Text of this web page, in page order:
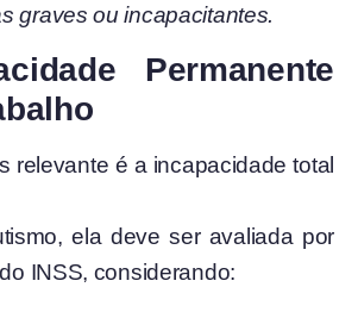
graves ou incapacitantes.
Permanente
relevante é a incapacidade total
ela deve ser avaliada por
INSS, considerando: